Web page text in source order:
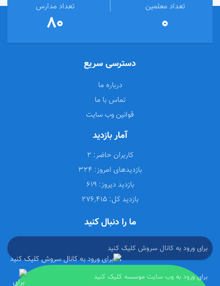
تعداد معلمین
0
تعداد مدارس
80
دسترسی سریع
درباره ما
تماس با ما
قوانین وب سایت
آمار بازدید
کاربران حاضر:
بازدیدهای امروز:
بازدید دیروز:
بازدید کل:
ما را دنبال کنید
برای ورود به کانال سروش کلیک کنید
برای ورود به وب سایت موسسه کلیک کنید